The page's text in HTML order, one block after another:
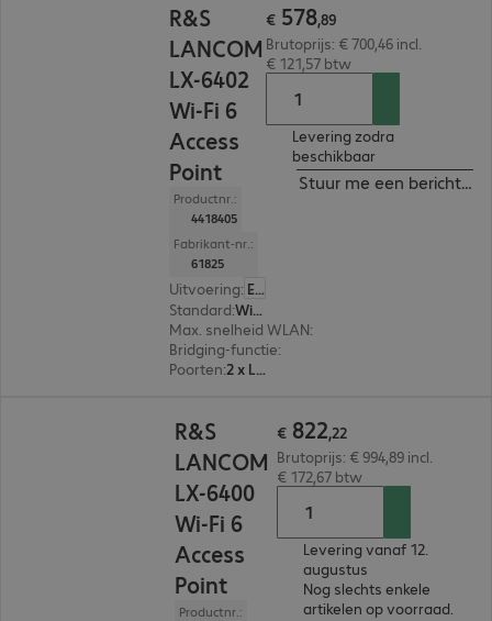
R&S
LANCOM
LX-6402
Wi-Fi 6
Access
Point
Productnr.:
4418405
Fabrikant-nr.:
61825
Uitvoering: Europa
Standard:
Wi-Fi 6 (802.11ax)
Max. snelheid WLAN:
Bridging-functie:
Poorten: 2 x LAN
€ 578,89
Brutoprijs: € 700,46 incl.
€ 121,57 btw
Levering zodra
beschikbaar
Stuur me een bericht
R&S
LANCOM
LX-6400
Wi-Fi 6
Access
Point
Productnr.:
€ 822,22
Brutoprijs: € 994,89 incl.
€ 172,67 btw
Levering vanaf 12.
augustus
Nog slechts enkele
artikelen op voorraad.